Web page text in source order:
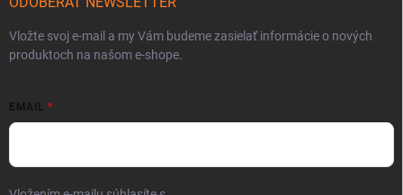
Vložte svoj e-mail a my Vám budeme zasielať informácie o nových
produktoch na našom e-shope.
EMAIL